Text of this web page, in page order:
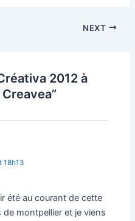
NEXT
2012 à
18h13
été au courant de cette
montpellier et je viens